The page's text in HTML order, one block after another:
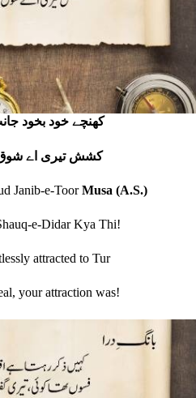
کھنچے خود بخود
کشش تيری اے شوق
Janib-e-ToorMusa (A.S.)
e-Didar Kya Thi!
attracted to Tur
your attraction was!